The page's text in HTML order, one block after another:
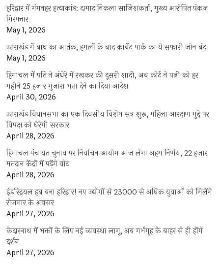
हरिद्वार में गंगनहर हत्याकांड: दामाद निकला साजिशकर्ता, मुख्य आरोपित पंकज
गिरफ्तार
May 1, 2026
उत्तराखंड में बाघ का आतंक, हमलों के बाद कार्बेट पार्क का ये सफारी जोन बंद
May 1, 2026
हिमाचल में पति ने अंधेरे में रखकर की दूसरी शादी, अब कोर्ट ने पत्नी को हर
महीने 25 हजार गुजारा भत्ता देने का दिया आदेश
April 30, 2026
उत्तराखंड विधानसभा का एक दिवसीय विशेष सत्र शुरू, महिला आरक्षण मुद्दे पर
विपक्ष को घेरेगी सरकार
April 28, 2026
हिमाचल पंचायत चुनाव पर निर्वाचन आयोग आज लेगा अहम निर्णय, 22 हजार
मतदान केंद्रों में पड़ेंगे वोट
April 28, 2026
इंडस्ट्रियल हब बना हरिद्वार! नए उद्योगों से 23000 से अधिक युवाओं को मिलेंगे
रोजगार के अवसर
April 27, 2026
केदारनाथ में भक्तों के लिए नई व्यवस्था लागू, अब गर्भगृह के बाहर से ही होंगे
दर्शन
April 27, 2026